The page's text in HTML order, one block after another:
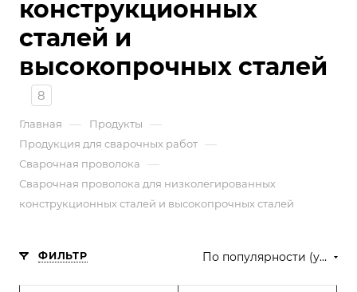
конструкционных
сталей и
высокопрочных сталей
8
Главная — Продукты —
Продукция для сварочных работ —
Сварочная проволока —
Сварочная проволока для низколегированных
конструкционных сталей и высокопрочных сталей
ФИЛЬТР По популярности (убывание)